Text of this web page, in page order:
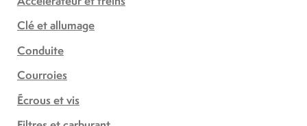
Clé et allumage
Conduite
Courroies
Écrous et vis